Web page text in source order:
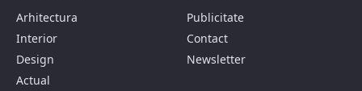
Arhitectura
Interior
Design
Actual
Publicitate
Contact
Newsletter